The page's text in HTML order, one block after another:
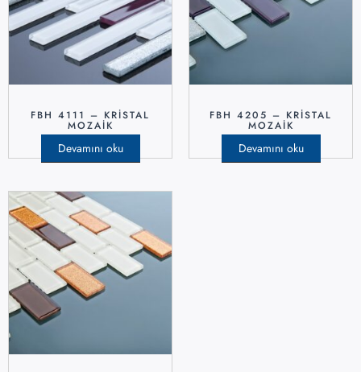
FBH 4111 – KRISTAL
MOZAIK
Devamını oku
FBH 4205 – KRISTAL
MOZAIK
Devamını oku